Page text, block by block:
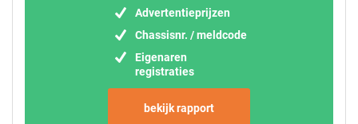
Advertentieprijzen
Chassisnr. / meldcode
Eigenaren
registraties
bekijk rapport